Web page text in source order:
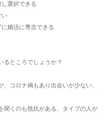
選択できる
い
婚活に専念できる
るところでしょうか？
コロナ禍もあり出会いが少ない、
聞くのも抵抗がある、タイプの人が